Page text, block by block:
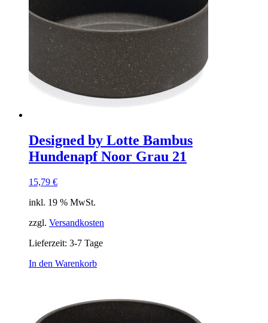
Designed by Lotte Bambus
Hundenapf Noor Grau 21
15,79 €
inkl. 19 % MwSt.
zzgl. Versandkosten
Lieferzeit: 3-7 Tage
In den Warenkorb